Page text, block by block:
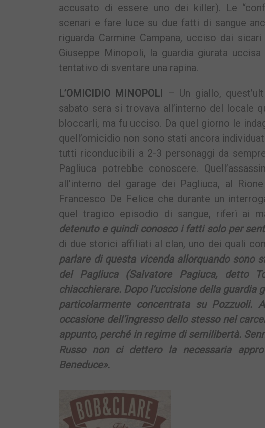
accusato di essere uno dei killer). Le
scenari e fare luce su due fatti di sangue
riguarda Carmine Campana, ucciso dai
Giuseppe Minopoli, la guardia giurata
tentativo di sventare una rapina.
L’OMICIDIO MINOPOLI
– Un giallo,
sabato sera si trovava all’interno del locale
bloccarli, ma fu ucciso. Da quel giorno le
quell’omicidio non sono stati ancora
tutti riconducibili a 2-3 personaggi da
Pagliuca potrebbe conoscere.
all’interno del garage dei Pagliuca, al
Francesco De Felice che durante un
quel tragico episodio di sangue, riferì ai
detenuto e quindi conosco i fatti solo per
di due storici affiliati al clan, uno dei quali
parlare di questa vicenda allorquando sono
del Pagliuca (Salvatore Pagiuca, detto
chiacchierare. Dopo l’uccisione della guardia
particolarmente concentrata su Pozzuoli.
occasione dell’ingresso dello stesso nel
appunto, perché in regime di semilibertà.
Russo non ci dettero la necessaria
Beneduce».